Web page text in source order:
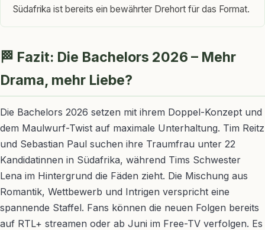
Südafrika ist bereits ein bewährter Drehort für das Format.
🏁 Fazit: Die Bachelors 2026 – Mehr
Drama, mehr Liebe?
Die Bachelors 2026 setzen mit ihrem Doppel-Konzept und
dem Maulwurf-Twist auf maximale Unterhaltung. Tim Reitz
und Sebastian Paul suchen ihre Traumfrau unter 22
Kandidatinnen in Südafrika, während Tims Schwester
Lena im Hintergrund die Fäden zieht. Die Mischung aus
Romantik, Wettbewerb und Intrigen verspricht eine
spannende Staffel. Fans können die neuen Folgen bereits
auf RTL+ streamen oder ab Juni im Free-TV verfolgen. Es